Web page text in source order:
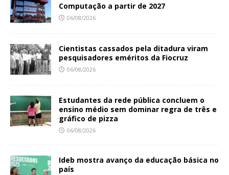
Computação a partir de 2027
06/08/2026
Cientistas cassados pela ditadura viram
pesquisadores eméritos da Fiocruz
06/08/2026
Estudantes da rede pública concluem o
ensino médio sem dominar regra de três e
gráfico de pizza
06/08/2026
Ideb mostra avanço da educação básica no
país